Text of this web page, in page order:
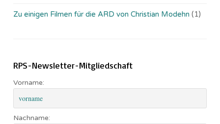
Zu einigen Filmen für die ARD von Christian Modehn (1)
RPS-Newsletter-Mitgliedschaft
Vorname:
Nachname: